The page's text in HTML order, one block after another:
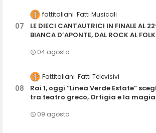
fattitaliani Fatti Musicali
LE DIECI CANTAUTRICI IN FINALE AL
BIANCA D’APONTE, DAL ROCK AL FOLK
04 agosto
Fattitaliani Fatti Televisivi
Rai 1, oggi “Linea Verde Estate”
tra teatro greco, Ortigia e la
09 agosto